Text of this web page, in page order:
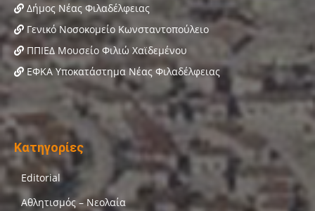
Δήμος Νέας Φιλαδέλφειας
Γενικό Νοσοκομείο Κωνσταντοπούλειο
ΠΠΙΕΔ Μουσείο Φιλιώ Χαϊδεμένου
ΕΦΚΑ Υποκατάστημα Νέας Φιλαδέλφειας
Κατηγορίες
Editorial
Αθλητισμός – Νεολαία